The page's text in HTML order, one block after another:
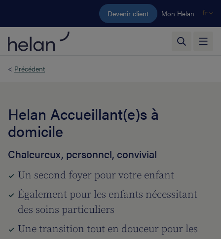
Aller au contenu principal
Devenir client Mon Helan fr
< Précédent
Helan Accueillant(e)s à
domicile
Chaleureux, personnel, convivial
Un second foyer pour votre enfant
Également pour les enfants nécessitant
des soins particuliers
Une transition tout en douceur pour les